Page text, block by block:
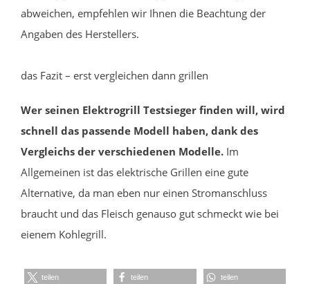
abweichen, empfehlen wir Ihnen die Beachtung der
Angaben des Herstellers.
das Fazit – erst vergleichen dann grillen
Wer seinen Elektrogrill Testsieger finden will, wird
schnell das passende Modell haben, dank des
Vergleichs der verschiedenen Modelle. Im
Allgemeinen ist das elektrische Grillen eine gute
Alternative, da man eben nur einen Stromanschluss
braucht und das Fleisch genauso gut schmeckt wie bei
eienem Kohlegrill.
teilen teilen teilen